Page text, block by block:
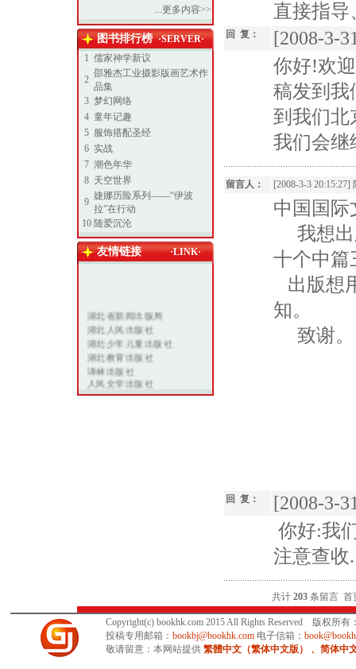
...更多内容>>
图书排行榜 ·SERVER·
1 儒家神学新议
2
邵雅杰工业摄影版画艺术作
品集
3 梦幻网络
4 童年记趣
5 服饰搭配圣经
6 实战
7 潮色年华
8 天空世界
9
婕娜历险系列——“伊波
拉”在行动
10 随爱沉沦
友情链接 ·LINK·
湖北省新闻出版局
湖北人民出版社
湖北少年儿童出版社
湖北教育出版社
译林出版社
人民文学出版社
上海文艺出版总社
直接指导
回 复：
[2008-3-
你好!欢
稿发到我
到我们北
我们会继
留言人： [2008-3-3 20:15:27]
中国国际
我想出
十个中篇
出版想
知。
致
回 复：
[2008-3-
你好:我
注意查收.
共计 203条留言 首
Copyright(c) bookhk.com 2015 All Rights Reserved 版权所
投稿专用邮箱： bookbj@bookhk.com电子信箱：
敬请留意：本网站提供 繁體中文（繁体中文版） 、简体中